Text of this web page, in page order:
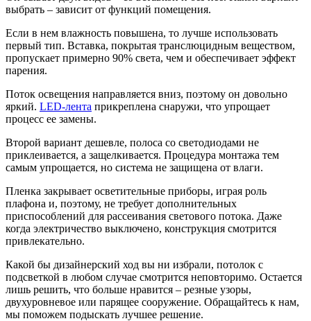
выбрать – зависит от функций помещения.
Если в нем влажность повышена, то лучше использовать
первый тип. Вставка, покрытая транслюцидным веществом,
пропускает примерно 90% света, чем и обеспечивает эффект
парения.
Поток освещения направляется вниз, поэтому он довольно
яркий. LED-лента прикреплена снаружи, что упрощает
процесс ее замены.
Второй вариант дешевле, полоса со светодиодами не
приклеивается, а защелкивается. Процедура монтажа тем
самым упрощается, но система не защищена от влаги.
Пленка закрывает осветительные приборы, играя роль
плафона и, поэтому, не требует дополнительных
приспособлений для рассеивания светового потока. Даже
когда электричество выключено, конструкция смотрится
привлекательно.
Какой бы дизайнерский ход вы ни избрали, потолок с
подсветкой в любом случае смотрится неповторимо. Остается
лишь решить, что больше нравится – резные узоры,
двухуровневое или парящее сооружение. Обращайтесь к нам,
мы поможем подыскать лучшее решение.